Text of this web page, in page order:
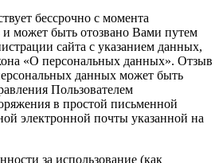
бессрочно с момента
и может быть отозвано Вами путем
сайта с указанием данных,
«О персональных данных». Отзыв
данных может быть
Пользователем
в простой письменной
электронной почты указанной на
за использование (как